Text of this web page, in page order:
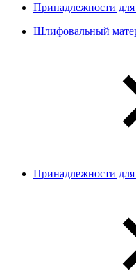
Принадлежности
Шлифовальный
Принадлежности